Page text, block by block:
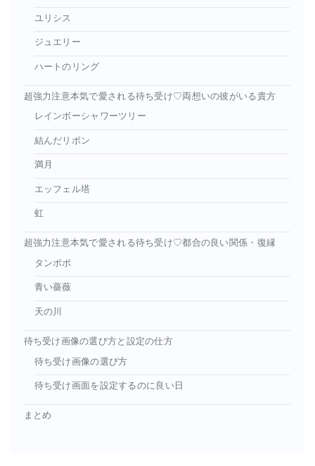
ユリシス
ジュエリー
ハートのリング
超強力注意本気で愛される待ち受け♡両想いの彼がいる貴方
レインボーシャワーツリー
結んだリボン
満月
エッフェル塔
虹
超強力注意本気で愛される待ち受け♡都合の良い関係・復縁
タンポポ
青い薔薇
天の川
待ち受け画像の選び方と設定の仕方
待ち受け画像の選び方
待ち受け画面を設定するのに良い日
まとめ